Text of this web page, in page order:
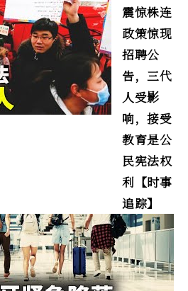
震惊株连
政策惊现
招聘公
告，三代
人受影
响，接受
教育是公
民宪法权
利【时事
追踪】